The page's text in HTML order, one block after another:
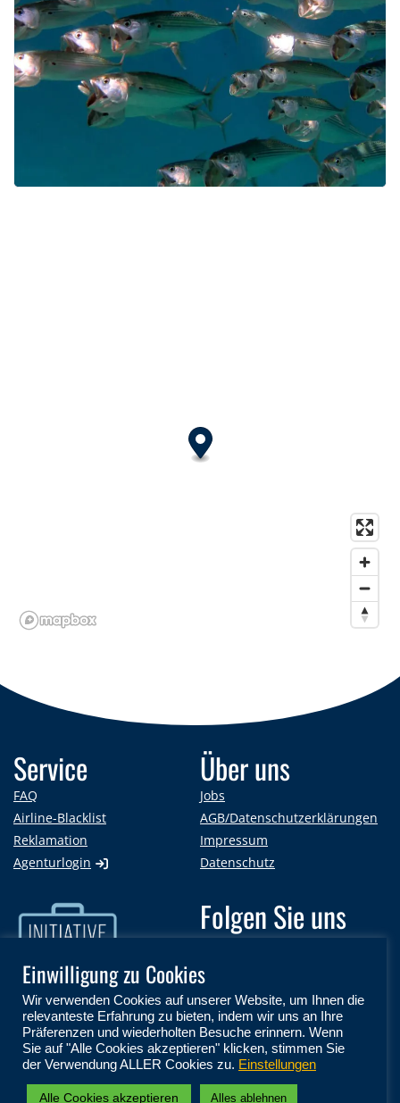
Service
FAQ
Airline-Blacklist
Reklamation
Agenturlogin
Über uns
Jobs
AGB/Datenschutzerklärungen
Impressum
Datenschutz
Folgen Sie uns
auf:
Part of Mondiani Travel Group
Einwilligung zu Cookies
Wir verwenden Cookies auf unserer Website, um Ihnen die
relevanteste Erfahrung zu bieten, indem wir uns an Ihre
Präferenzen und wiederholten Besuche erinnern. Wenn
Sie auf "Alle Cookies akzeptieren" klicken, stimmen Sie
der Verwendung ALLER Cookies zu. Einstellungen
Alle Cookies akzeptieren Alles ablehnen